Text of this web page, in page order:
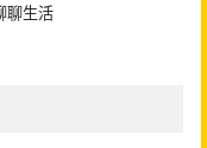
聊生活